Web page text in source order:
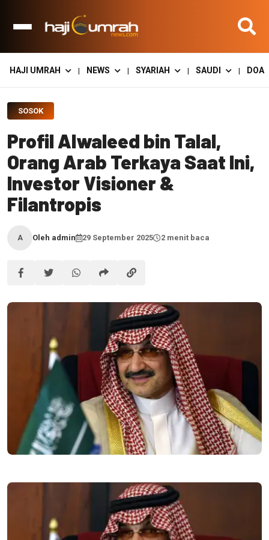
HAJI UMRAH | NEWS | SYARIAH | SAUDI | DOA
SOSOK
Profil Alwaleed bin Talal,
Orang Arab Terkaya Saat Ini,
Investor Visioner &
Filantropis
A Oleh admin 29 September 2025 2 menit baca